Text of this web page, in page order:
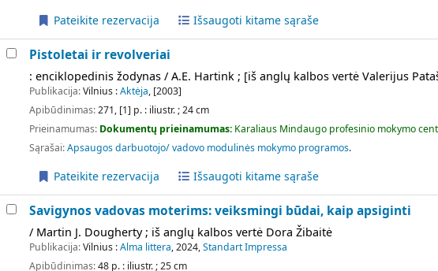
Pateikite rezervacija Išsaugoti kitame sąraše
Pistoletai ir revolveriai
: enciklopedinis žodynas / A.E. Hartink ; [iš anglų kalbos vertė Valerijus
Publikacija:Vilnius :Aktėja, [2003]
Apibūdinimas:271, [1] p. : iliustr. ; 24 cm
Prieinamumas: Dokumentų prieinamumas: Karaliaus Mindaugo profesinio mokymo
Sąrašai:Apsaugos darbuotojo/ vadovo modulinės mokymo programos.
Pateikite rezervacija Išsaugoti kitame sąraše
Savigynos vadovas moterims: veiksmingi būdai, kaip apsiginti
/ Martin J. Dougherty ; iš anglų kalbos vertė Dora Žibaitė
Publikacija:Vilnius :Alma littera, 2024,Standart Impressa
Apibūdinimas:48 p. : iliustr. ; 25 cm